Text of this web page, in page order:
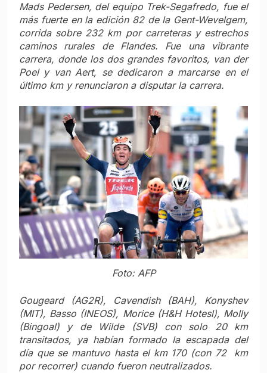
Mads Pedersen, del equipo Trek-Segafredo, fue el
más fuerte en la edición 82 de la Gent-Wevelgem,
corrida sobre 232 km por carreteras y estrechos
caminos rurales de Flandes. Fue una vibrante
carrera, donde los dos grandes favoritos, van der
Poel y van Aert, se dedicaron a marcarse en el
último km y renunciaron a disputar la carrera.
Foto: AFP
Gougeard (AG2R), Cavendish (BAH), Konyshev
(MIT), Basso (INEOS), Morice (H&H Hotesl), Molly
(Bingoal) y de Wilde (SVB) con solo 20 km
transitados, ya habían formado la escapada del
día que se mantuvo hasta el km 170 (con 72 km
por recorrer) cuando fueron neutralizados.